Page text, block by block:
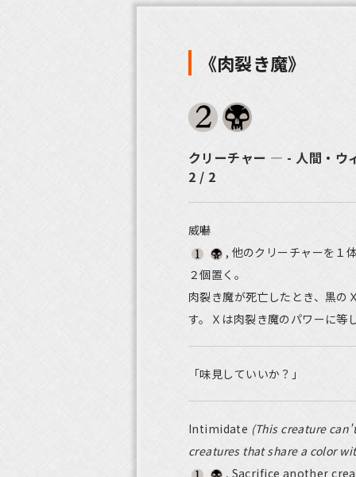
《肉裂き魔》
クリーチャー ― - 人間・ウ
2 / 2
威嚇
, 他のクリーチャーを１
２個置く。
肉裂き魔が死亡したとき、黒の
す。Ｘは肉裂き魔のパワーに等
「味見していいか？」
Intimidate (This creature
creatures that share a color
, Sacrifice another